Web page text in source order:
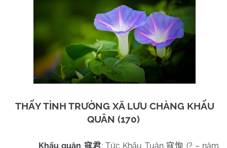
THẤY TÌNH TRƯỜNG XÃ LƯU CHÀNG KHẤU
QUÂN (170)
Khấu quân 寇君: Tức Khấu Tuân 寇恂 (? – năm